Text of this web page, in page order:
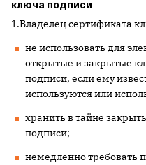
ключа подписи
1.Владелец сертификата
не использовать для
открытые и закрытые
подписи, если ему
используются или
хранить в тайне
подписи;
немедленно требовать